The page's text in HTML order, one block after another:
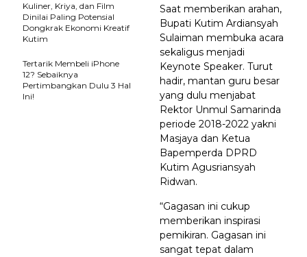
Saat memberikan arahan,
Bupati Kutim Ardiansyah
Sulaiman membuka acara
sekaligus menjadi
Keynote Speaker. Turut
hadir, mantan guru besar
yang dulu menjabat
Rektor Unmul Samarinda
periode 2018-2022 yakni
Masjaya dan Ketua
Bapemperda DPRD
Kutim Agusriansyah
Ridwan.
“Gagasan ini cukup
memberikan inspirasi
pemikiran. Gagasan ini
sangat tepat dalam
Kuliner, Kriya, dan Film
Dinilai Paling Potensial
Dongkrak Ekonomi Kreatif
Kutim
Tertarik Membeli iPhone
12? Sebaiknya
Pertimbangkan Dulu 3 Hal
Ini!